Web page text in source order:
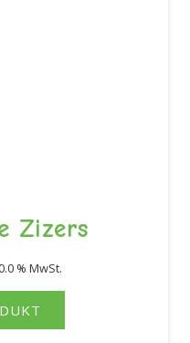
Zizers
0.0 % MwSt.